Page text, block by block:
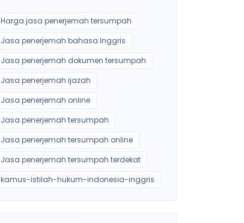
Harga jasa penerjemah tersumpah
Jasa penerjemah bahasa Inggris
Jasa penerjemah dokumen tersumpah
Jasa penerjemah ijazah
Jasa penerjemah online
Jasa penerjemah tersumpah
Jasa penerjemah tersumpah online
Jasa penerjemah tersumpah terdekat
kamus-istilah-hukum-indonesia-inggris